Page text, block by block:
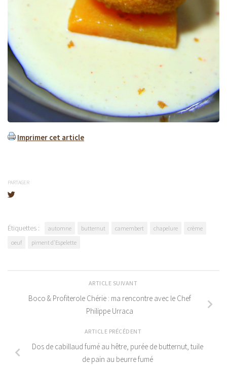
Imprimer cet article
PARTAGER
Étiquettes : automne butternut camembert chapelure
crème
oeuf
piment d'Espelette
ARTICLE SUIVANT
Boco & Profiterole Chérie : ma rencontre avec le Chef
Philippe Urraca
ARTICLE PRÉCÉDENT
Dos de cabillaud fumé au hêtre, purée de butternut, tuile
de pain au beurre fumé